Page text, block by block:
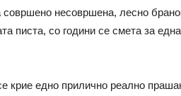
совршено несовршена, лесно
писта, со години се смета за
крие едно прилично реално